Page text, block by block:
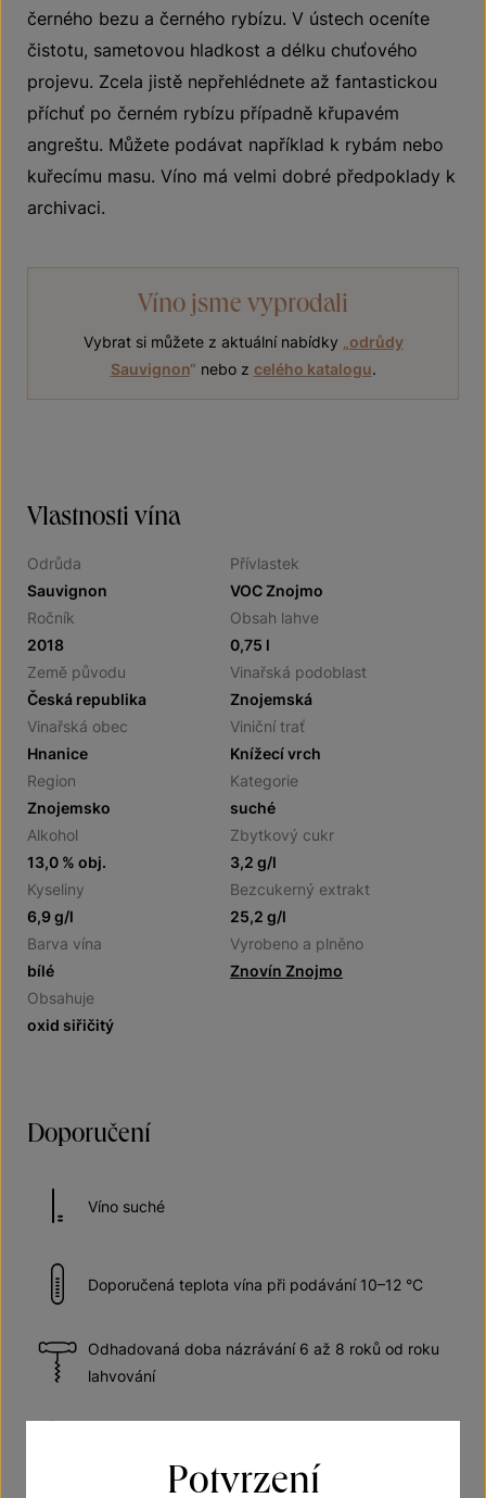
černého bezu a černého rybízu. V ústech oceníte
čistotu, sametovou hladkost a délku chuťového
projevu. Zcela jistě nepřehlédnete až fantastickou
příchuť po černém rybízu případně křupavém
angreštu. Můžete podávat například k rybám nebo
kuřecímu masu. Víno má velmi dobré předpoklady k
archivaci.
Víno jsme vyprodali
Vybrat si můžete z aktuální nabídky
odrůdy
Sauvignon“ nebo z celého katalogu.
Vlastnosti vína
Odrůda
Sauvignon
Přívlastek
VOC Znojmo
Ročník
2018
Obsah lahve
0,75 l
Země původu
Česká republika
Vinařská podoblast
Znojemská
Vinařská obec
Hnanice
Viniční trať
Knížecí vrch
Region
Znojemsko
Kategorie
suché
Alkohol
13,0 % obj.
Zbytkový cukr
3,2 g/l
Kyseliny
6,9 g/l
Bezcukerný extrakt
25,2 g/l
Barva vína
bílé
Vyrobeno a plněno
Znovín Znojmo
Obsahuje
oxid siřičitý
Doporučení
Víno suché
Doporučená teplota vína při podávání 10–12 °C
Odhadovaná doba názrávání 6 až 8 roků od roku
lahvování
Potvrzení